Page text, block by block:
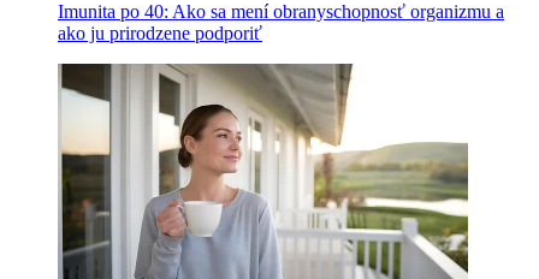
Imunita po 40: Ako sa mení obranyschopnosť organizmu a
ako ju prirodzene podporiť